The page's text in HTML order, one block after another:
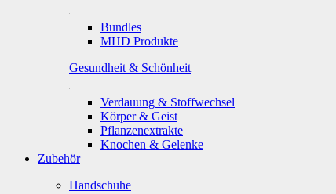
Bundles
MHD Produkte
Gesundheit & Schönheit
Verdauung & Stoffwechsel
Körper & Geist
Pflanzenextrakte
Knochen & Gelenke
Zubehör
Handschuhe